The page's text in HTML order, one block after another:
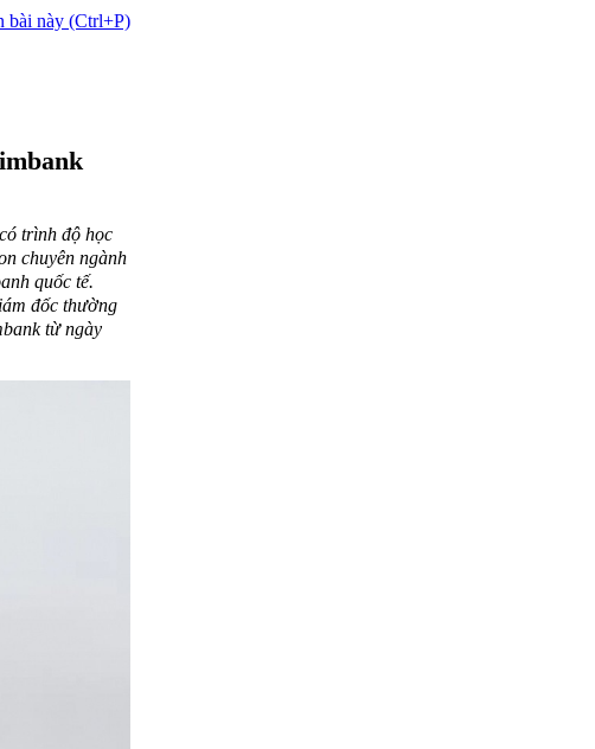
bài này (Ctrl+P)
trình độ học
chuyên ngành
quốc tế.
đốc thường
từ ngày